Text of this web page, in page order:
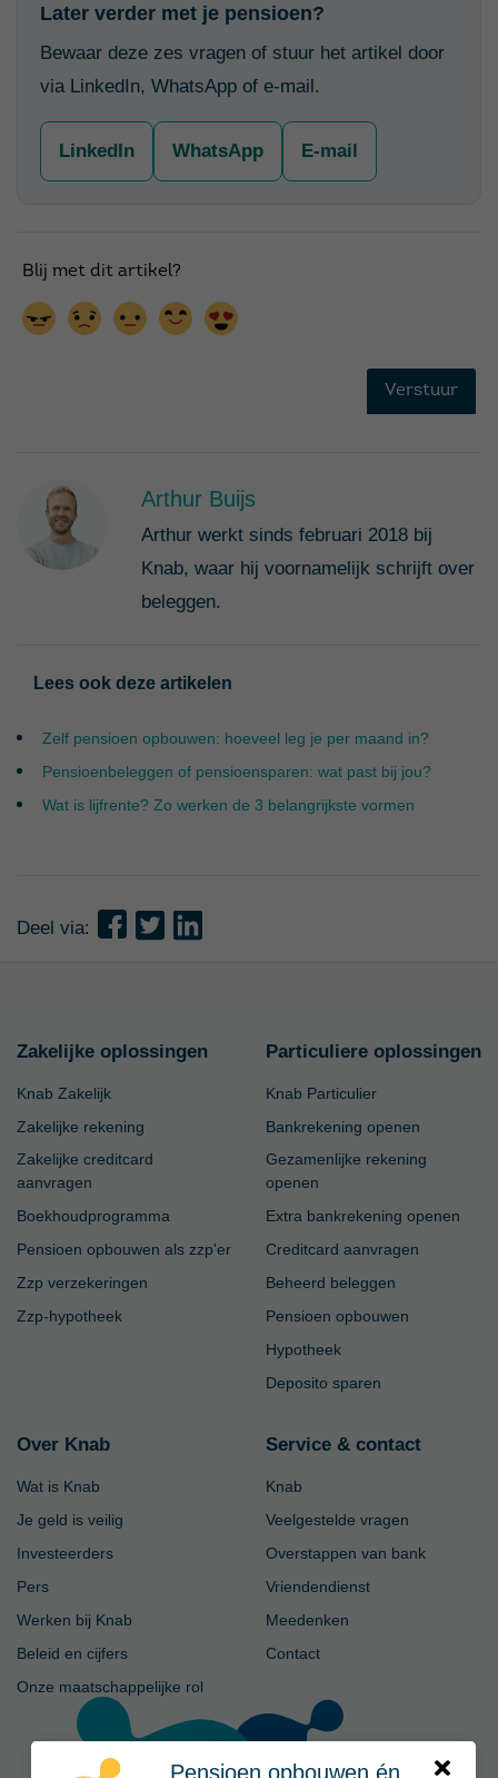
Later verder met je pensioen?
Bewaar deze zes vragen of stuur het artikel door
via LinkedIn, WhatsApp of e-mail.
LinkedIn WhatsApp E-mail
Arthur Buijs
Arthur werkt sinds februari 2018 bij
Knab, waar hij voornamelijk schrijft over
beleggen.
Lees ook deze artikelen
Zelf pensioen opbouwen: hoeveel leg je per maand in?
Pensioenbeleggen of pensioensparen: wat past bij jou?
Wat is lijfrente? Zo werken de 3 belangrijkste vormen
Deel via:
Pensioen opbouwen én
Zakelijke oplossingen
Knab Zakelijk
Zakelijke rekening
Zakelijke creditcard
aanvragen
Boekhoudprogramma
Pensioen opbouwen als zzp'er
Zzp verzekeringen
Zzp-hypotheek
Particuliere oplossingen
Knab Particulier
Bankrekening openen
Gezamenlijke rekening
openen
Extra bankrekening openen
Creditcard aanvragen
Beheerd beleggen
Pensioen opbouwen
Hypotheek
Deposito sparen
Over Knab
Wat is Knab
Je geld is veilig
Investeerders
Pers
Werken bij Knab
Beleid en cijfers
Onze maatschappelijke rol
Service & contact
Knab
Veelgestelde vragen
Overstappen van bank
Vriendendienst
Meedenken
Contact